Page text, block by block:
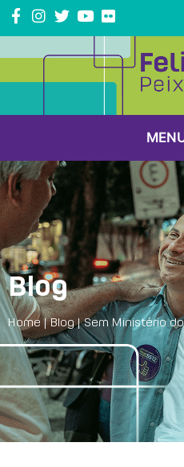
Blog
Home|Blog|Sem Ministério